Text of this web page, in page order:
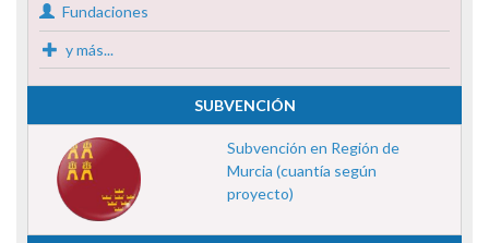
Fundaciones
y más...
SUBVENCIÓN
Subvención en Región de
Murcia (cuantía según
proyecto)